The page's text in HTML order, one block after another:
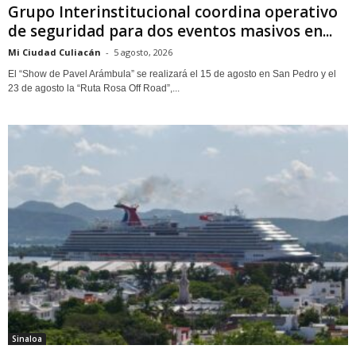
Grupo Interinstitucional coordina operativo
de seguridad para dos eventos masivos en...
Mi Ciudad Culiacán - 5 agosto, 2026
El “Show de Pavel Arámbula” se realizará el 15 de agosto en San Pedro y el
23 de agosto la “Ruta Rosa Off Road”,...
Sinaloa